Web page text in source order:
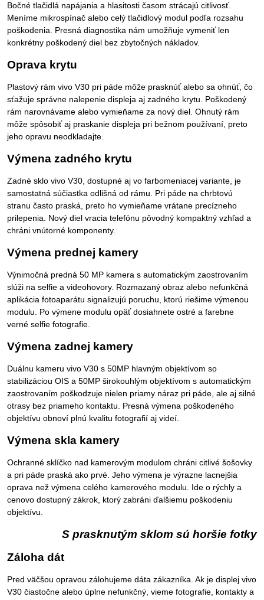
Bočné tlačidlá napájania a hlasitosti časom strácajú citlivosť.
Meníme mikrospínač alebo celý tlačidlový modul podľa rozsahu
poškodenia. Presná diagnostika nám umožňuje vymeniť len
konkrétny poškodený diel bez zbytočných nákladov.
Oprava krytu
Plastový rám vivo V30 pri páde môže prasknúť alebo sa ohnúť, čo
sťažuje správne nalepenie displeja aj zadného krytu. Poškodený
rám narovnávame alebo vymieňame za nový diel. Ohnutý rám
môže spôsobiť aj praskanie displeja pri bežnom používaní, preto
jeho opravu neodkladajte.
Výmena zadného krytu
Zadné sklo vivo V30, dostupné aj vo farbomeniacej variante, je
samostatná súčiastka odlišná od rámu. Pri páde na chrbtovú
stranu často praská, preto ho vymieňame vrátane precízneho
prilepenia. Nový diel vracia telefónu pôvodný kompaktný vzhľad a
chráni vnútorné komponenty.
Výmena prednej kamery
Výnimočná predná 50 MP kamera s automatickým zaostrovaním
slúži na selfie a videohovory. Rozmazaný obraz alebo nefunkčná
aplikácia fotoaparátu signalizujú poruchu, ktorú riešime výmenou
modulu. Po výmene modulu opäť dosiahnete ostré a farebne
verné selfie fotografie.
Výmena zadnej kamery
Duálnu kameru vivo V30 s 50MP hlavným objektívom so
stabilizáciou OIS a 50MP širokouhlým objektívom s automatickým
zaostrovaním poškodzuje nielen priamy náraz pri páde, ale aj silné
otrasy bez priameho kontaktu. Presná výmena poškodeného
objektívu obnoví plnú kvalitu fotografií aj videí.
Výmena skla kamery
Ochranné sklíčko nad kamerovým modulom chráni citlivé šošovky
a pri páde praská ako prvé. Jeho výmena je výrazne lacnejšia
oprava než výmena celého kamerového modulu. Ide o rýchly a
cenovo dostupný zákrok, ktorý zabráni ďalšiemu poškodeniu
objektívu.
S prasknutým sklom sú horšie fotky
Záloha dát
Pred väčšou opravou zálohujeme dáta zákazníka. Ak je displej vivo
V30 čiastočne alebo úplne nefunkčný, vieme fotografie, kontakty a